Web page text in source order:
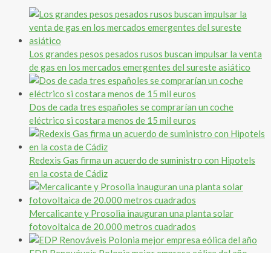
Los grandes pesos pesados rusos buscan impulsar la venta
de gas en los mercados emergentes del sureste asiático
Dos de cada tres españoles se comprarían un coche
eléctrico si costara menos de 15 mil euros
Redexis Gas firma un acuerdo de suministro con Hipotels
en la costa de Cádiz
Mercalicante y Prosolia inauguran una planta solar
fotovoltaica de 20.000 metros cuadrados